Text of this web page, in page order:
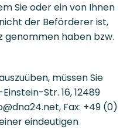
Sie oder ein von Ihnen
der Beförderer ist,
genommen haben bzw.
müssen Sie
Str. 16, 12489
Fax: +49 (0)
eindeutigen